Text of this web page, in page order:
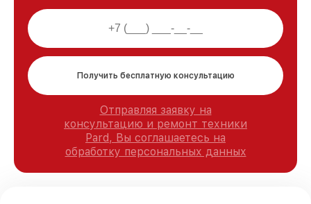
Получить бесплатную консультацию
Отправляя заявку на
консультацию и ремонт техники
Pard, Вы соглашаетесь на
обработку персональных данных